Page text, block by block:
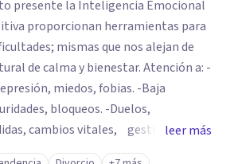
presente la Inteligencia Emocional
proporcionan herramientas para
de calma y bienestar. Atención a: -
miedos, fobias. -Baja
bloqueos. -Duelos,
cambios vitales, gestión de
ira, soledad. Si deseas resolver una
leer más